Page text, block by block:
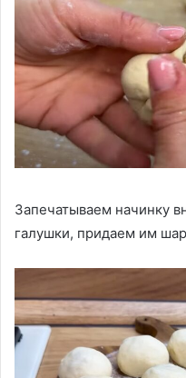
Запечатываем начинку
галушки, придаем им